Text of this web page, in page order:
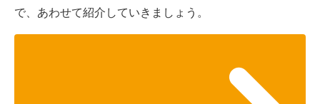
で、あわせて紹介していきましょう。